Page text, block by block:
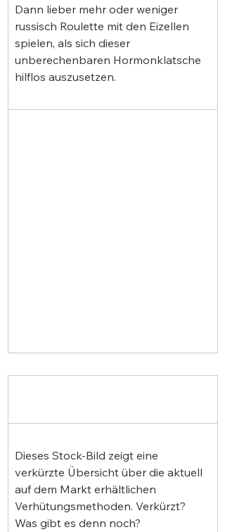
Dann lieber mehr oder weniger
russisch Roulette mit den Eizellen
spielen, als sich dieser
unberechenbaren Hormonklatsche
hilflos auszusetzen.
Dieses Stock-Bild zeigt eine
verkürzte Übersicht über die aktuell
auf dem Markt erhältlichen
Verhütungsmethoden. Verkürzt?
Was gibt es denn noch?